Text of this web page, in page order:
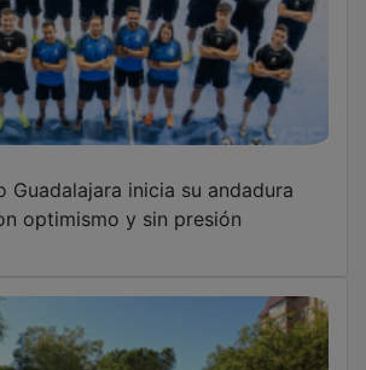
optimismo y sin presión